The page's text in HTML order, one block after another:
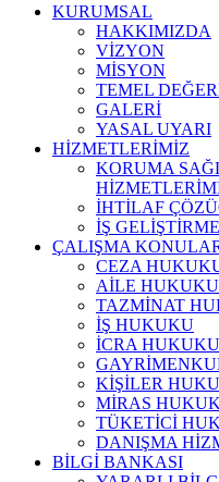
KURUMSAL
HAKKIMIZDA
VİZYON
MİSYON
TEMEL
GALERİ
YASAL UYARI
HİZMETLERİMİZ
KORUMA
İHTİLAF
İŞ
ÇALIŞMA
CEZA
AİLE HUKUKU
TAZMİNAT
İŞ HUKUKU
İCRA HUKUKU
KİŞİLER
MİRAS
TÜKETİCİ
DANIŞMA
BİLGİ BANKASI